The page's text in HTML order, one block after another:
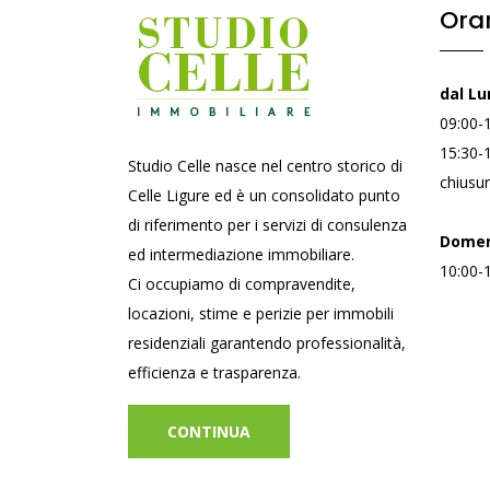
Studio Celle nasce nel centro storico di
Celle Ligure ed è un consolidato punto
di riferimento per i servizi di consulenza
ed intermediazione immobiliare.
Ci occupiamo di compravendite,
locazioni, stime e perizie per immobili
residenziali garantendo professionalità,
efficienza e trasparenza.
CONTINUA
dal
09:00-
15:30-
10:00-